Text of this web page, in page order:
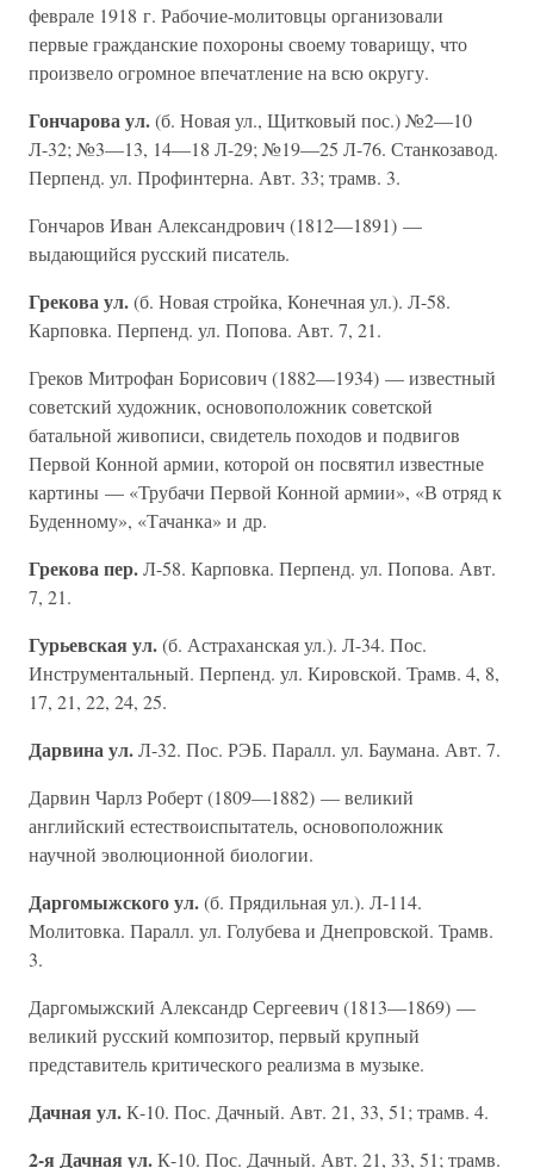
феврале 1918 г. Рабочие-молитовцы организовали
первые гражданские похороны своему товарищу, что
произвело огромное впечатление на всю округу.
Гончарова ул.(б. Новая ул., Щитковый пос.) №2—10
Л-32; №3—13, 14—18 Л-29; №19—25 Л-76. Станкозавод.
Перпенд. ул. Профинтерна. Авт. 33; трамв. 3.
Гончаров Иван Александрович (1812—1891) —
выдающийся русский писатель.
Грекова ул.(б. Новая стройка, Конечная ул.). Л-58.
Карповка. Перпенд. ул. Попова. Авт. 7, 21.
Греков Митрофан Борисович (1882—1934) — известный
советский художник, основоположник советской
батальной живописи, свидетель походов и подвигов
Первой Конной армии, которой он посвятил известные
картины — «Трубачи Первой Конной армии», «В отряд к
Буденному», «Тачанка» и др.
Грекова пер.Л-58. Карповка. Перпенд. ул. Попова. Авт.
7, 21.
Гурьевская ул.(б. Астраханская ул.). Л-34. Пос.
Инструментальный. Перпенд. ул. Кировской. Трамв. 4, 8,
17, 21, 22, 24, 25.
Дарвина ул.Л-32. Пос. РЭБ. Паралл. ул. Баумана. Авт. 7.
Дарвин Чарлз Роберт (1809—1882) — великий
английский естествоиспытатель, основоположник
научной эволюционной биологии.
Даргомыжского ул.(б. Прядильная ул.). Л-114.
Молитовка. Паралл. ул. Голубева и Днепровской. Трамв.
3.
Даргомыжский Александр Сергеевич (1813—1869) —
великий русский композитор, первый крупный
представитель критического реализма в музыке.
Дачная ул.К-10. Пос. Дачный. Авт. 21, 33, 51; трамв. 4.
2-я Дачная ул.К-10. Пос. Дачный. Авт. 21, 33, 51; трамв.